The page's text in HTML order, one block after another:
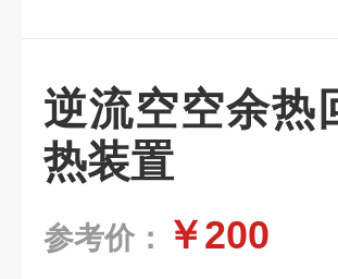
逆流空空余热
热装置
参考价： ￥200